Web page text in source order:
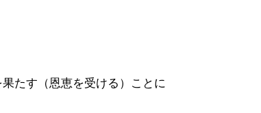
たす（恩恵を受ける）ことに